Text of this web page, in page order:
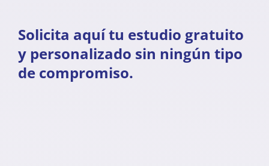
Solicita aquí tu estudio gratuito
y personalizado sin ningún tipo
de compromiso.